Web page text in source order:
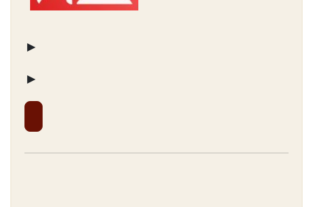
► Wenn Sie
►